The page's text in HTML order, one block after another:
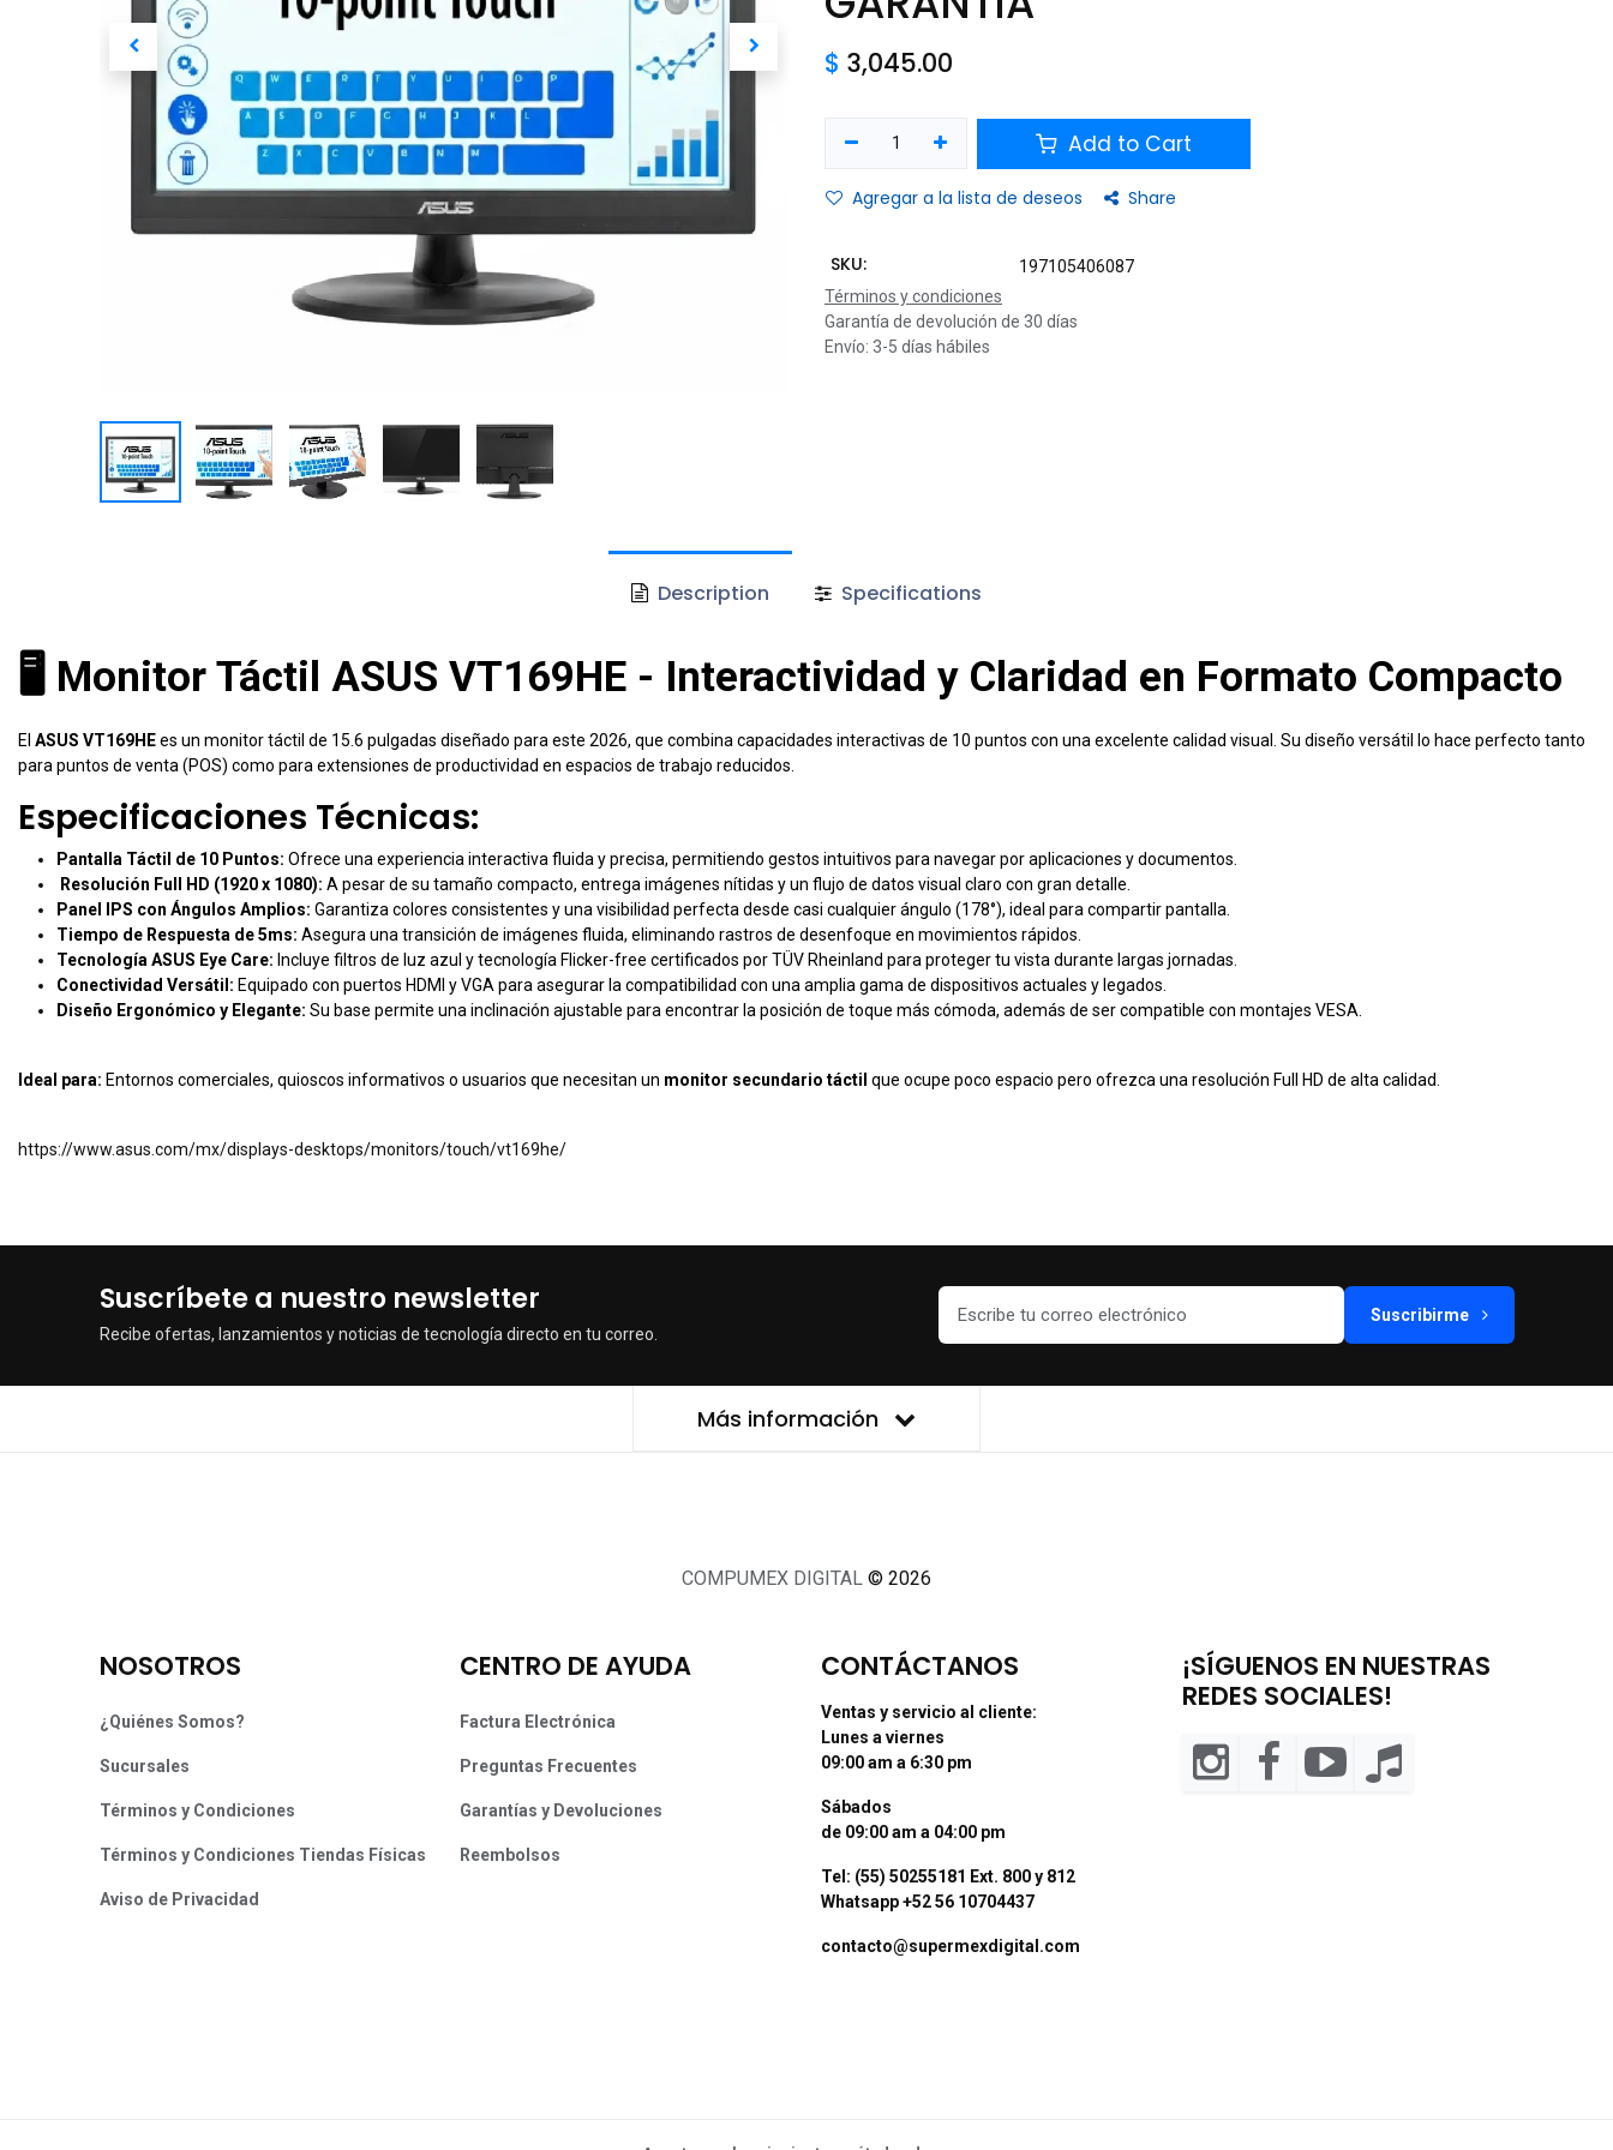
$ 3,045.00
Add to Cart
Agregar a la lista de deseos Share
SKU:
197105406087
Términos y condiciones
Garantía de devolución de 30 días
Envío: 3-5 días hábiles
Description Specifications
🖥️ Monitor Táctil ASUS VT169HE - Interactividad y Claridad en Formato Compacto
El ASUS VT169HEes un monitor táctil de 15.6 pulgadas diseñado para este 2026, que combina capacidades interactivas de 10 puntos con una excelente calidad visual. Su diseño versátil lo hace perfecto tanto
para puntos de venta (POS) como para extensiones de productividad en espacios de trabajo reducidos.
Especificaciones Técnicas:
Pantalla Táctil de 10 Puntos: Ofrece una experiencia interactiva fluida y precisa, permitiendo gestos intuitivos para navegar por aplicaciones y documentos.
Resolución Full HD (1920 x 1080): A pesar de su tamaño compacto, entrega imágenes nítidas y un flujo de datos visual claro con gran detalle.
Panel IPS con Ángulos Amplios: Garantiza colores consistentes y una visibilidad perfecta desde casi cualquier ángulo (178°), ideal para compartir pantalla.
Tiempo de Respuesta de 5ms: Asegura una transición de imágenes fluida, eliminando rastros de desenfoque en movimientos rápidos.
Tecnología ASUS Eye Care: Incluye filtros de luz azul y tecnología Flicker-free certificados por TÜV Rheinland para proteger tu vista durante largas jornadas.
Conectividad Versátil: Equipado con puertos HDMI y VGA para asegurar la compatibilidad con una amplia gama de dispositivos actuales y legados.
Diseño Ergonómico y Elegante: Su base permite una inclinación ajustable para encontrar la posición de toque más cómoda, además de ser compatible con montajes VESA.
Ideal para: Entornos comerciales, quioscos informativos o usuarios que necesitan un monitor secundario táctil que ocupe poco espacio pero ofrezca una resolución Full HD de alta calidad.
https://www.asus.com/mx/displays-desktops/monitors/touch/vt169he/
Suscríbete a nuestro newsletter
Recibe ofertas, lanzamientos y noticias de tecnología directo en tu correo.
Suscribirme
Más información
COMPUMEX DIGITAL © 2026
NOSOTROS
¿Quiénes Somos?
Sucursales
Términos y Condiciones
Términos y Condiciones Tiendas Físicas
Aviso de Privacidad
CENTRO DE AYUDA
Factura Electrónica
Preguntas Frecuentes
Garantías y Devoluciones
Reembolsos
CONTÁCTANOS
Ventas y servicio al cliente:
Lunes a viernes
09:00 am a 6:30 pm
Sábados
de 09:00 am a 04:00 pm
Tel: (55) 50255181 Ext. 800 y 812
Whatsapp +52 56 10704437
contacto@supermexdigital.com
¡SÍGUENOS EN NUESTRAS
REDES SOCIALES!